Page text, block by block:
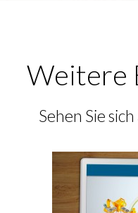
Weitere
Sehen Sie sich